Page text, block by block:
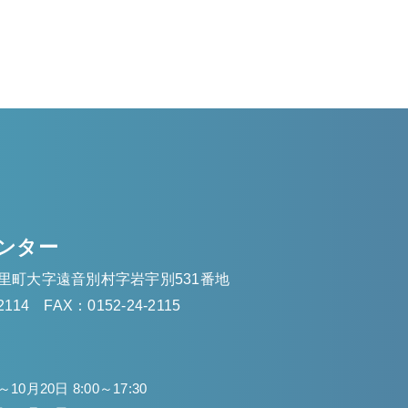
ター
町大字遠音別村字岩宇別531番地
FAX：0152-24-2115
月20日 8:00～17:30